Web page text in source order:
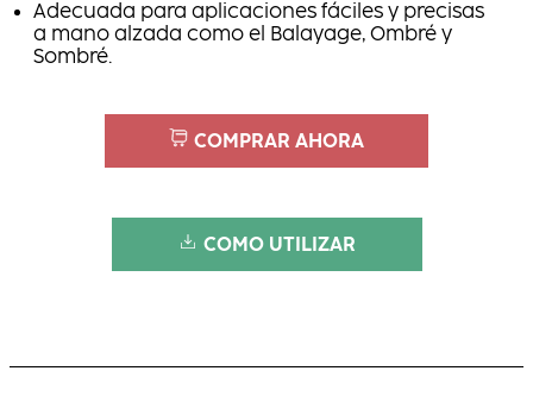
Adecuada para aplicaciones fáciles y precisas
a mano alzada como el Balayage, Ombré y
Sombré.
COMPRAR AHORA
COMO UTILIZAR